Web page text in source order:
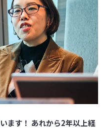
ます！ あれから2年以上経